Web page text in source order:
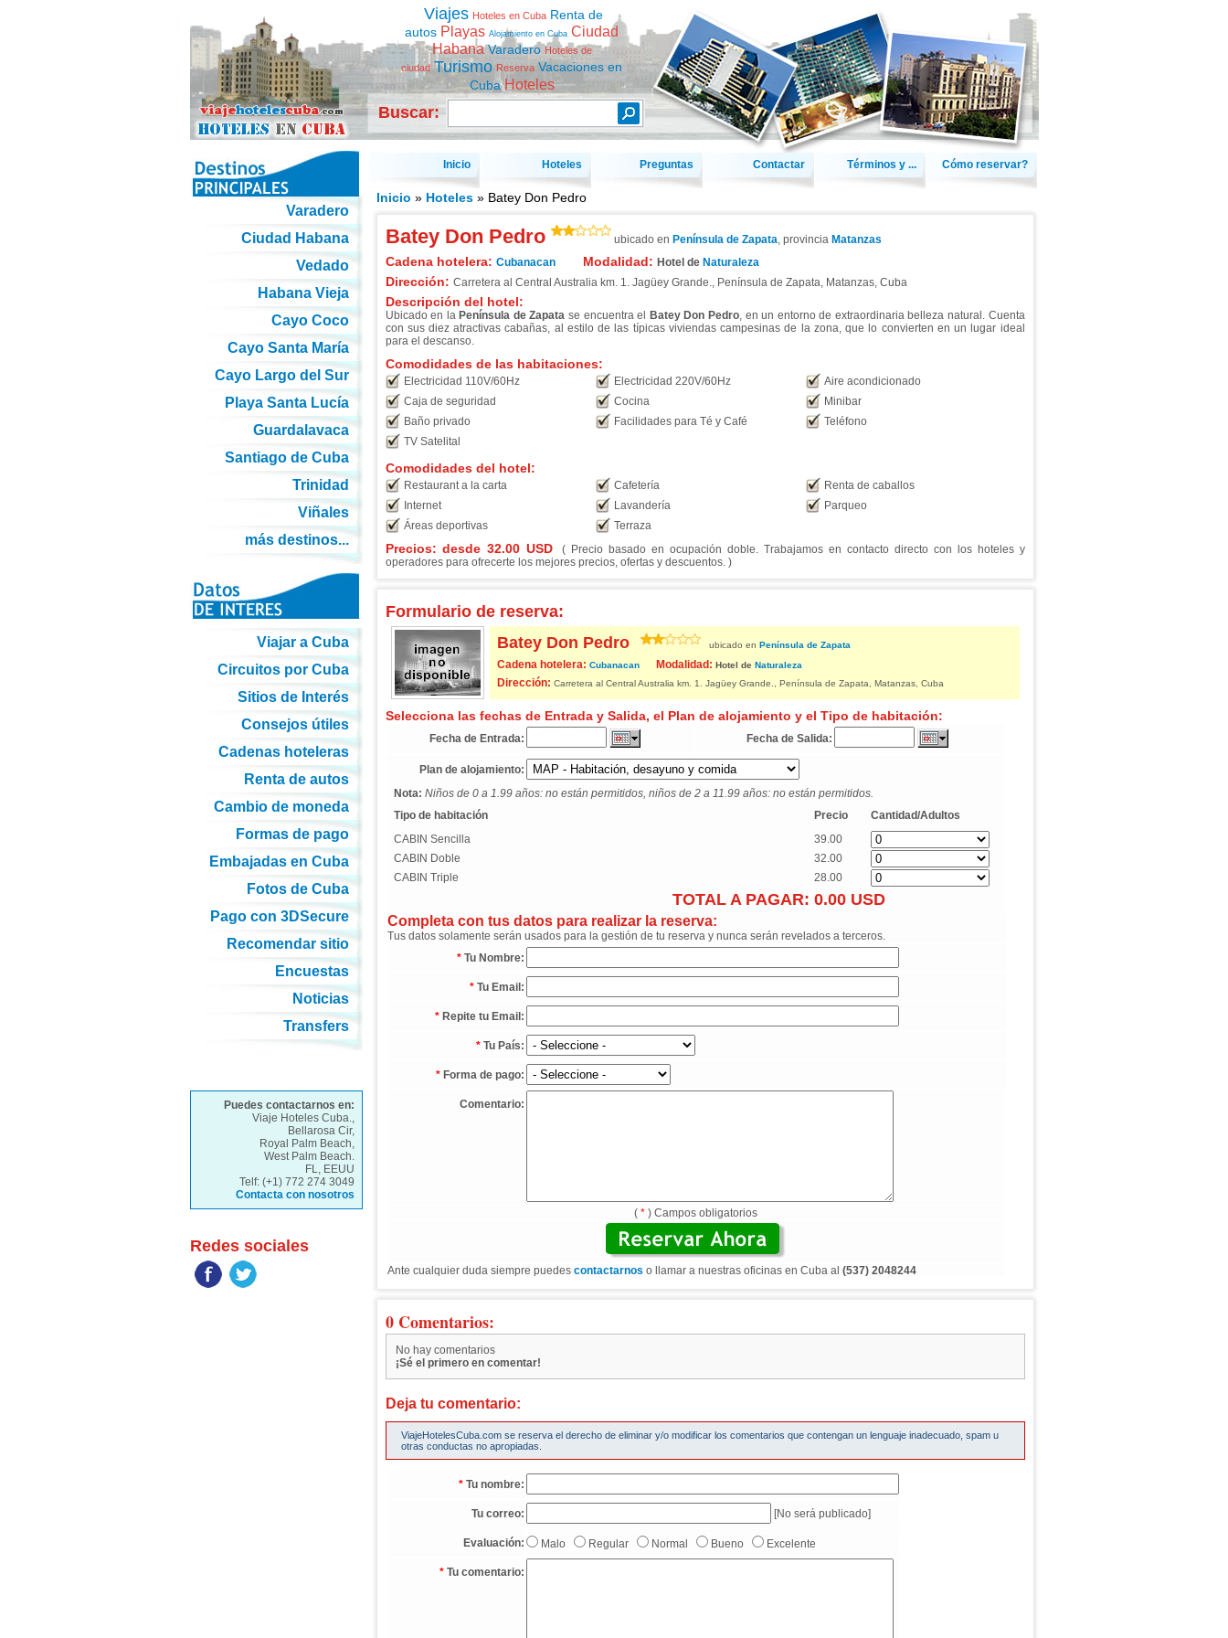
Viajes Hoteles en Cuba Renta de
autos Playas Alojamiento en Cuba Ciudad
Habana Varadero Hoteles de
ciudad Turismo Reserva Vacaciones en
Cuba Hoteles
Buscar:
Inicio Hoteles Preguntas Contactar Términos y ... Cómo reservar?
Inicio » Hoteles» Batey Don Pedro
Batey Don Pedro ubicado en Península de Zapata, provincia Matanzas
Cadena hotelera: Cubanacan Modalidad: Hotel de Naturaleza
Dirección: Carretera al Central Australia km. 1. Jagüey Grande., Península de Zapata, Matanzas, Cuba
Descripción del hotel:
Ubicado en la Península de Zapata se encuentra el Batey Don Pedro, en un entorno de extraordinaria belleza natural. Cuenta
con sus diez atractivas cabañas, al estilo de las típicas viviendas campesinas de la zona, que lo convierten en un lugar ideal
para el descanso.
Comodidades de las habitaciones:
Electricidad 110V/60Hz Electricidad 220V/60Hz
Aire acondicionado
Caja de seguridad
Cocina
Minibar
Baño privado
Facilidades para Té y Café
Teléfono
TV Satelital
Comodidades del hotel:
Restaurant a la carta Cafetería
Renta de caballos
Internet
Lavandería
Parqueo
Áreas deportivas
Terraza
Precios: desde32.00 USD
( Precio basado en ocupación doble. Trabajamos en contacto directo con los hoteles y
operadores para ofrecerte los mejores precios, ofertas y descuentos. )
Formulario de reserva:
Batey Don Pedro
ubicado en Península de Zapata
Cadena hotelera: Cubanacan Modalidad: Hotel de Naturaleza
Dirección: Carretera al Central Australia km. 1. Jagüey Grande., Península de Zapata, Matanzas, Cuba
Selecciona las fechas de Entrada y Salida, el Plan de alojamiento y el Tipo de habitación:
Fecha de Entrada: Fecha de Salida:
Plan de alojamiento:
Nota: Niños de 0 a 1.99 años: no están permitidos, niños de 2 a 11.99 años: no están permitidos.
Tipo de habitación
Precio
Cantidad/Adultos
CABIN Sencilla
39.00
CABIN Doble
32.00
CABIN Triple
28.00
TOTAL A PAGAR: 0.00USD
Completa con tus datos para realizar la reserva:
Tus datos solamente serán usados para la gestión de tu reserva y nunca serán revelados a terceros.
* Tu Nombre:
* Tu Email:
* Repite tu Email:
* Tu País:
* Forma de pago:
Comentario:
( * ) Campos obligatorios
Ante cualquier duda siempre puedes contactarnos o llamar a nuestras oficinas en Cuba al (537) 2048244
0 Comentarios:
No hay comentarios
¡Sé el primero en comentar!
Deja tu comentario:
ViajeHotelesCuba.com se reserva el derecho de eliminar y/o modificar los comentarios que contengan un lenguaje inadecuado, spam u
otras conductas no apropiadas.
* Tu nombre:
Tu correo: [No será publicado]
Evaluación: Malo Regular Normal Bueno Excelente
* Tu comentario:
Varadero
Ciudad Habana
Vedado
Habana Vieja
Cayo Coco
Cayo Santa María
Cayo Largo del Sur
Playa Santa Lucía
Guardalavaca
Santiago de Cuba
Trinidad
Viñales
más destinos...
Viajar a Cuba
Circuitos por Cuba
Sitios de Interés
Consejos útiles
Cadenas hoteleras
Renta de autos
Cambio de moneda
Formas de pago
Embajadas en Cuba
Fotos de Cuba
Pago con 3DSecure
Recomendar sitio
Encuestas
Noticias
Transfers
Puedes contactarnos en:
Viaje Hoteles Cuba.,
Bellarosa Cir,
Royal Palm Beach,
West Palm Beach.
FL, EEUU
Telf: (+1) 772 274 3049
Contacta con nosotros
Redes sociales